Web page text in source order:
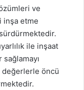
ve
inşa etme
ile inşaat
değerlerle öncü